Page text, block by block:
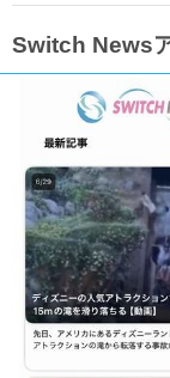
Switch News